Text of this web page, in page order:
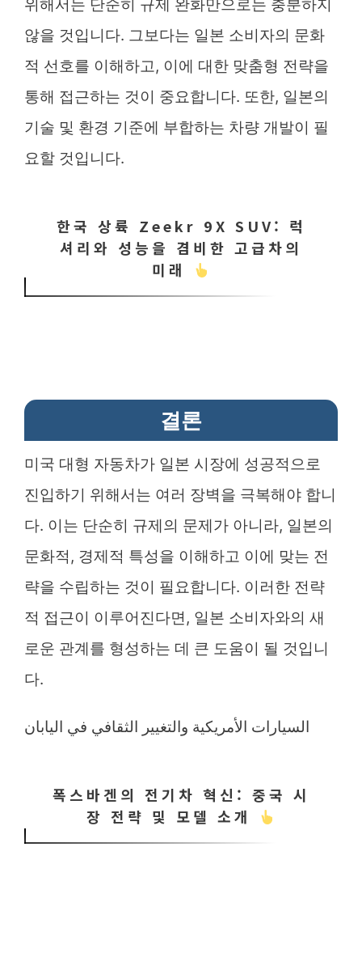
위해서는 단순히 규제 완화만으로는 충분하지
않을 것입니다. 그보다는 일본 소비자의 문화
적 선호를 이해하고, 이에 대한 맞춤형 전략을
통해 접근하는 것이 중요합니다. 또한, 일본의
기술 및 환경 기준에 부합하는 차량 개발이 필
요할 것입니다.
한국 상륙 Zeekr 9X SUV: 럭
셔리와 성능을 겸비한 고급차의
미래
결론
미국 대형 자동차가 일본 시장에 성공적으로
진입하기 위해서는 여러 장벽을 극복해야 합니
다. 이는 단순히 규제의 문제가 아니라, 일본의
문화적, 경제적 특성을 이해하고 이에 맞는 전
략을 수립하는 것이 필요합니다. 이러한 전략
적 접근이 이루어진다면, 일본 소비자와의 새
로운 관계를 형성하는 데 큰 도움이 될 것입니
다.
السيارات الأمريكية والتغيير الثقافي في اليابان
폭스바겐의 전기차 혁신: 중국 시
장 전략 및 모델 소개